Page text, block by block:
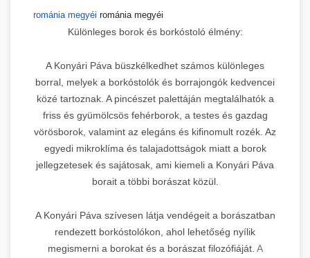
románia megyéi románia megyéi
Különleges borok és borkóstoló élmény:
A Konyári Páva büszkélkedhet számos különleges
borral, melyek a borkóstolók és borrajongók kedvencei
közé tartoznak. A pincészet palettáján megtalálhatók a
friss és gyümölcsös fehérborok, a testes és gazdag
vörösborok, valamint az elegáns és kifinomult rozék. Az
egyedi mikroklíma és talajadottságok miatt a borok
jellegzetesek és sajátosak, ami kiemeli a Konyári Páva
borait a többi borászat közül.
A Konyári Páva szívesen látja vendégeit a borászatban
rendezett borkóstolókon, ahol lehetőség nyílik
megismerni a borokat és a borászat filozófiáját. A